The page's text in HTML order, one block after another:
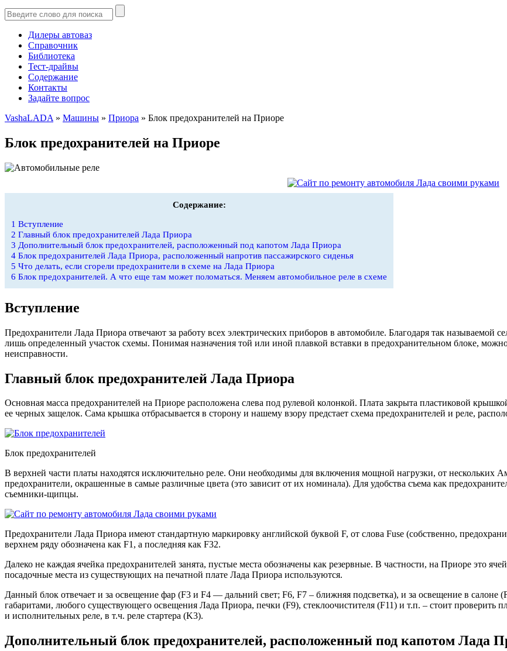
Дилеры автоваз
Справочник
Библиотека
Тест-драйвы
Содержание
Контакты
Задайте вопрос
VashaLADA » Машины » Приора » Блок предохранителей на Приоре
Блок предохранителей на Приоре
Содержание:
1 Вступление
2 Главный блок предохранителей Лада Приора
3 Дополнительный блок предохранителей, расположенный под капотом Лада Приора
4 Блок предохранителей Лада Приора, расположенный напротив пассажирского сиденья
5 Что делать, если сгорели предохранители в схеме на Лада Приора
6 Блок предохранителей. А что еще там может поломаться. Меняем автомобильное реле в схеме
Вступление
Предохранители Лада Приора отвечают за работу всех электрических приборов в автомобиле. Благодаря так называемой
лишь определенный участок схемы. Понимая назначения той или иной плавкой вставки в предохранительном блоке,
неисправности.
Главный блок предохранителей Лада Приора
Основная масса предохранителей на Приоре расположена слева под рулевой колонкой. Плата закрыта пластиковой
ее черных защелок. Сама крышка отбрасывается в сторону и нашему взору предстает схема предохранителей и реле,
Блок предохранителей
В верхней части платы находятся исключительно реле. Они необходимы для включения мощной нагрузки, от нескольких
предохранители, окрашенные в самые различные цвета (это зависит от их номинала). Для удобства съема как
съемники-щипцы.
Предохранители Лада Приора имеют стандартную маркировку английской буквой F, от слова Fuse (собственно,
верхнем ряду обозначена как F1, а последняя как F32.
Далеко не каждая ячейка предохранителей занята, пустые места обозначены как резервные. В частности, на Приоре это
посадочные места из существующих на печатной плате Лада Приора используются.
Данный блок отвечает и за освещение фар (F3 и F4 — дальний свет; F6, F7 – ближняя подсветка), и за освещение в салоне
габаритами, любого существующего освещения Лада Приора, печки (F9), стеклоочистителя (F11) и т.п. – стоит проверить
и исполнительных реле, в т.ч. реле стартера (K3).
Дополнительный блок предохранителей, расположенный под капотом Лада